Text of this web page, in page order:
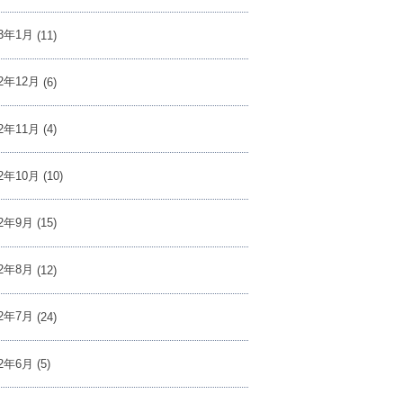
年1月 (11)
年12月 (6)
年11月 (4)
年10月 (10)
年9月 (15)
年8月 (12)
年7月 (24)
年6月 (5)